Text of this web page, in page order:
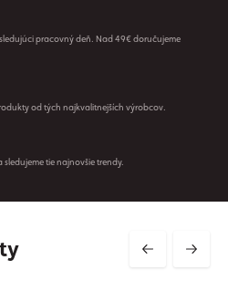
pracovný deň. Nad 49€ doručujeme
od tých najkvalitnejších výrobcov.
sledujeme tie najnovšie trendy.